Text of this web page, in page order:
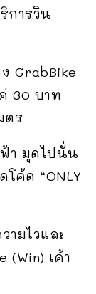
การวิน
GrabBike
30 บาท
ตร
า มุดไปนั่น
ค้ด “ONLY
ามไวและ
เค้า